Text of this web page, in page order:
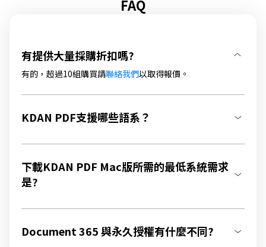
FAQ
有提供大量採購折扣嗎?
有的，超過10組購買請聯絡我們以取得報價。
KDAN PDF支援哪些語系？
下載KDAN PDF Mac版所需的最低系統需求
是?
Document 365 與永久授權有什麼不同?